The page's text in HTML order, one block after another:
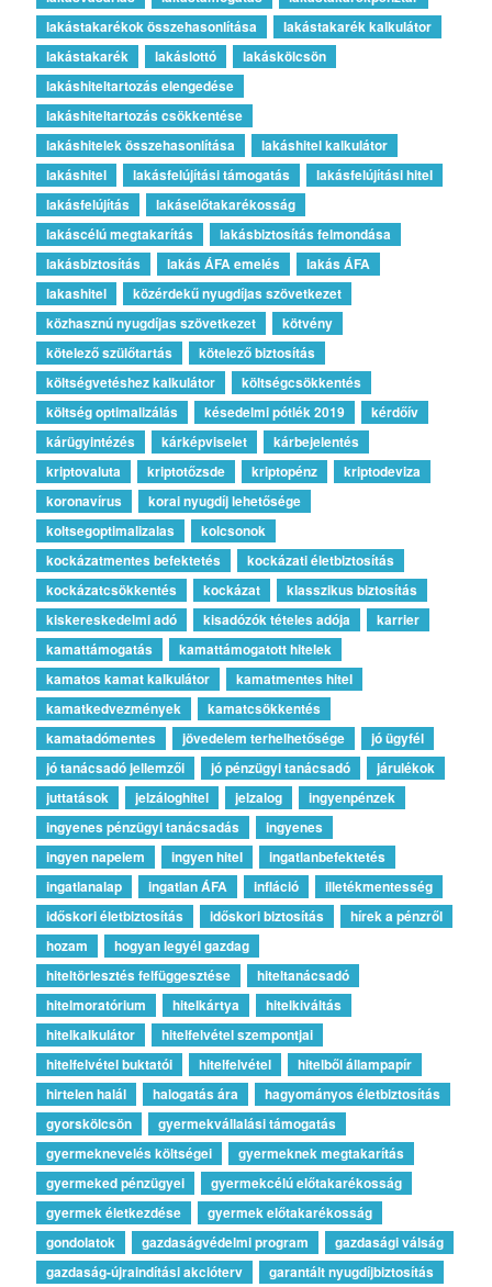
lakástakarékok összehasonlítása
lakástakarék kalkulátor
lakástakarék
lakáslottó
lakáskölcsön
lakáshiteltartozás elengedése
lakáshiteltartozás csökkentése
lakáshitelek összehasonlítása
lakáshitel kalkulátor
lakáshitel
lakásfelújítási támogatás
lakásfelújítási hitel
lakásfelújítás
lakáselőtakarékosság
lakáscélú megtakarítás
lakásbiztosítás felmondása
lakásbiztosítás
lakás ÁFA emelés
lakás ÁFA
lakashitel
közérdekű nyugdíjas szövetkezet
közhasznú nyugdíjas szövetkezet
kötvény
kötelező szülőtartás
kötelező biztosítás
költségvetéshez kalkulátor
költségcsökkentés
költség optimalizálás
késedelmi pótlék 2019
kérdőív
kárügyintézés
kárképviselet
kárbejelentés
kriptovaluta
kriptotőzsde kriptopénz
kriptodeviza
koronavírus
korai nyugdíj lehetősége
koltsegoptimalizalas
kolcsonok
kockázatmentes befektetés
kockázati életbiztosítás
kockázatcsökkentés
kockázat
klasszikus biztosítás
kiskereskedelmi adó
kisadózók tételes adója
karrier
kamattámogatás
kamattámogatott hitelek
kamatos kamat kalkulátor
kamatmentes hitel
kamatkedvezmények
kamatcsökkentés
kamatadómentes
jövedelem terhelhetősége
jó ügyfél
jó tanácsadó jellemzői
jó pénzügyi tanácsadó
járulékok
juttatások
jelzáloghitel jelzalog
ingyenpénzek
ingyenes pénzügyi tanácsadás
ingyenes
ingyen napelem
ingyen hitel
ingatlanbefektetés
ingatlanalap
ingatlan ÁFA infláció
illetékmentesség
időskori életbiztosítás
időskori biztosítás
hírek a pénzről
hozam
hogyan legyél gazdag
hiteltörlesztés felfüggesztése
hiteltanácsadó
hitelmoratórium
hitelkártya
hitelkiváltás
hitelkalkulátor
hitelfelvétel szempontjai
hitelfelvétel buktatói
hitelfelvétel
hitelből állampapír
hirtelen halál
halogatás ára
hagyományos életbiztosítás
gyorskölcsön
gyermekvállalási támogatás
gyermeknevelés költségei
gyermeknek megtakarítás
gyermeked pénzügyei
gyermekcélú előtakarékosság
gyermek életkezdése
gyermek előtakarékosság
gondolatok
gazdaságvédelmi program
gazdasági válság
gazdaság-újraindítási akcióterv
garantált nyugdíjbiztosítás